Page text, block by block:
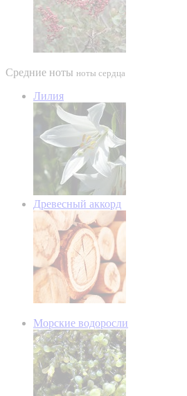
Средние ноты ноты сердца
Лилия
Древесный аккорд
Морские водоросли